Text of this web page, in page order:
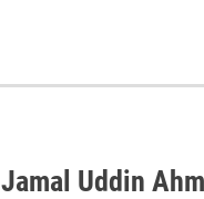
Jamal Uddin